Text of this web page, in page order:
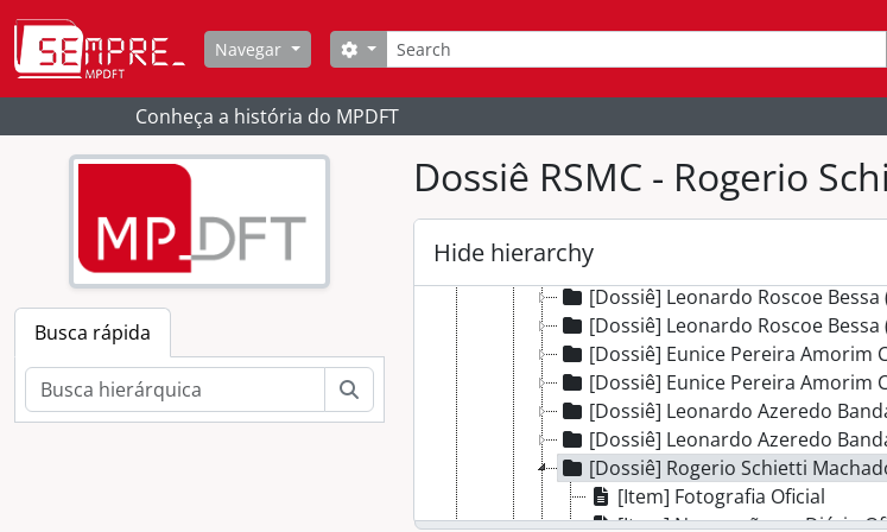
Skip to main content
Navegar
Buscar
Opções de busca
Conheça a história do MPDFT
Busca rápida
Dossiê RSMC - Rogerio
Hide hierarchy
[Subseção] Gestão de Documentos e
[Subseção] Gestão de Materiais,
[Subseção] Gestão Política e
[Dossiê] Georges Carlos
[Dossiê] Fabiana Costa Oliveira
[Dossiê] Leonardo Roscoe Bessa
[Dossiê] Leonardo Roscoe Bessa
[Dossiê] Eunice Pereira Amorim
[Dossiê] Eunice Pereira Amorim
[Dossiê] Leonardo Azeredo
[Dossiê] Leonardo Azeredo
[Dossiê] Rogerio Schietti
[Item] Fotografia Oficial
[Item] Nomeação no Diário